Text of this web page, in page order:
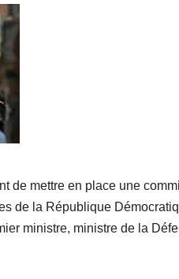
de mettre en place une
de la République
ministre, ministre de la